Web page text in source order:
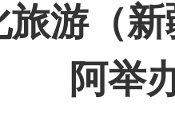
旅游（
阿举